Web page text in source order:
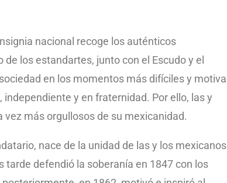
nacional recoge los auténticos
los estandartes, junto con el Escudo y el
en los momentos más difíciles y motiva
y en fraternidad. Por ello, las y
más orgullosos de su mexicanidad.
nace de la unidad de las y los mexicanos
tarde defendió la soberanía en 1847 con los